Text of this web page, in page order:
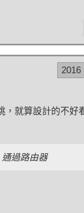
2016
，就算設計的不好
過路由器